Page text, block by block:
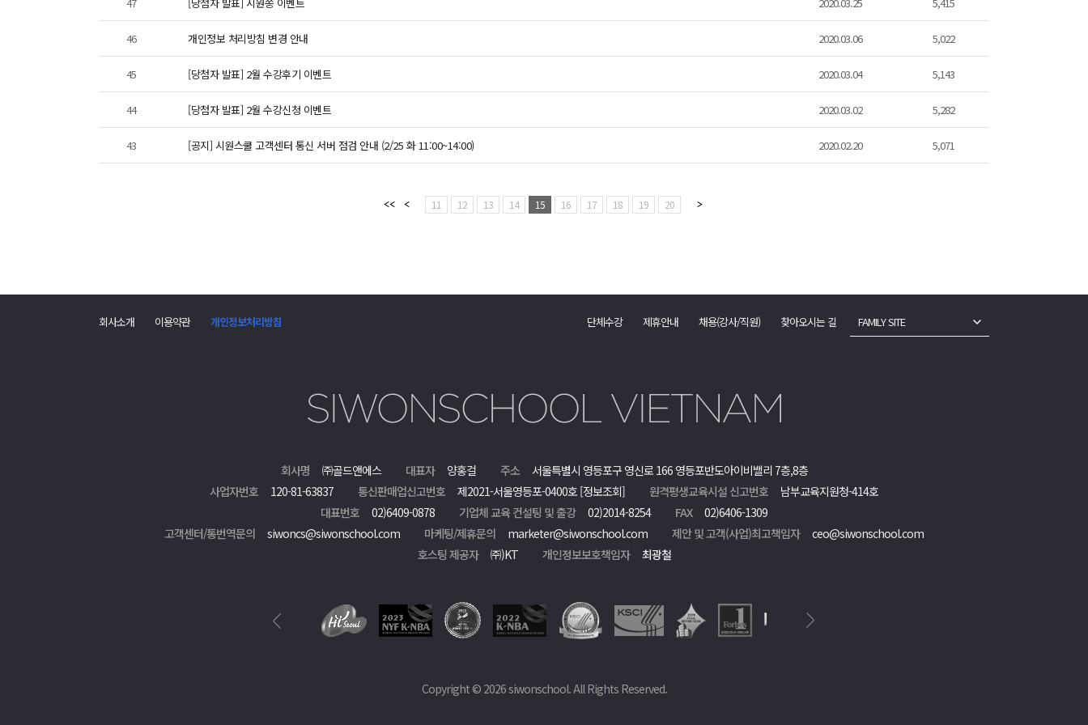
46 개인정보 처리방침 변경 안내 2020.03.06 5,022
45 [당첨자 발표] 2월 수강후기 이벤트 2020.03.04 5,143
44 [당첨자 발표] 2월 수강신청 이벤트 2020.03.02 5,282
43 [공지] 시원스쿨 고객센터 통신 서버 점검 안내 (2/25 화 11:00~14:00) 2020.02.20 5,071
11 12 13 14 15 16 17 18 19 20
회사소개 이용약관 개인정보처리방침 단체수강 제휴안내 채용(강사/직원) 찾아오시는 길 FAMILY SITE
회사명 ㈜골드앤에스 대표자 양홍걸 주소
서울특별시 영등포구 영신로 166 영등포반도아이비밸리 7층,8층
사업자번호
120-81-63837 통신판매업신고번호 제2021-서울영등포-0400호 [정보조회] 원격평생교육시설 신고번호
남부교육지원청-414호
대표번호
02)6409-0878 기업체 교육 컨설팅 및 출강 02)2014-8254 FAX
02)6406-1309
고객센터/통번역문의
siwoncs@siwonschool.com 마케팅/제휴문의 marketer@siwonschool.com 제안 및 고객(사업)최고책임자
ceo@siwonschool.com
호스팅 제공자
㈜)KT 개인정보보호책임자 최광철
Copyright © 2026 siwonschool. All Rights Reserved.